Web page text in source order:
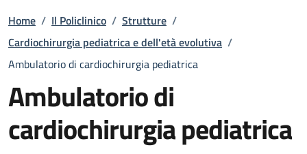
Briciole di pane
Home / Il Policlinico / Strutture /
Cardiochirurgia pediatrica e dell'età evolutiva /
Ambulatorio di cardiochirurgia pediatrica
Ambulatorio di
cardiochirurgia pediatrica